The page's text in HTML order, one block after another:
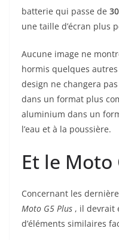
batterie qui passe de
une taille d’écran plus
Aucune image ne
hormis quelques
design ne changera
dans un format plus
aluminium dans un
l’eau et à la poussière.
Et le Moto
Concernant les
Moto G5 Plus , il devrait
d’éléments similaires